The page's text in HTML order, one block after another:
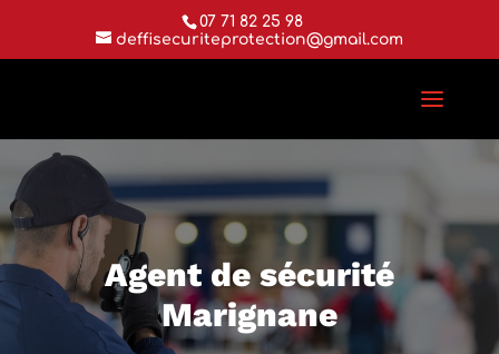
07 71 82 25 98
deffisecuriteprotection@gmail.com
Agent de sécurité
Marignane